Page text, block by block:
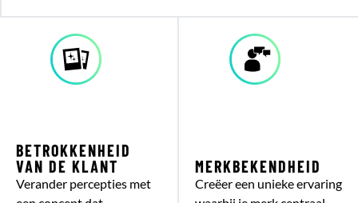
BETROKKENHEID
VAN DE KLANT
Verander percepties met
MERKBEKENDHEID
Creëer een unieke ervaring